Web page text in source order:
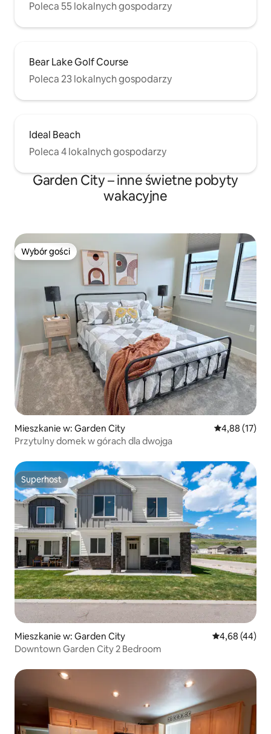
Poleca 55 lokalnych gospodarzy
Bear Lake Golf Course
Poleca 23 lokalnych gospodarzy
Ideal Beach
Poleca 4 lokalnych gospodarzy
Garden City – inne świetne pobyty
wakacyjne
Wybór gości
Wybór gości
Mieszkanie w: Garden City Średnia
4,88 (17)
Przytulny domek w górach dla dwojga
Superhost
Superhost
Mieszkanie w: Garden City Średnia
4,68 (44)
Downtown Garden City 2 Bedroom